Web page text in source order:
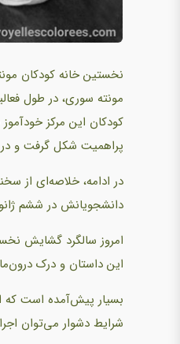
مونته سوری، در طول
کودکان این مرکز
پراهمیت شکل گرفت و
در ادامه، خلاصه‌ای از
دانشجویانش در ششم ژانویه سال 1942
امروز سالگرد گشایش
این داستان و درک
بسیار پیش‌آمده است که
شرایط دشوار می‌توان